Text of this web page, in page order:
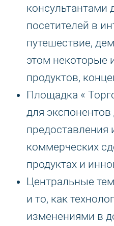
консультантами
посетителей в
путешествие,
этом некоторые
продуктов,
Площадка «
для экспонентов
коммерческих
продуктах и
Центральные
и то, как
изменениями в